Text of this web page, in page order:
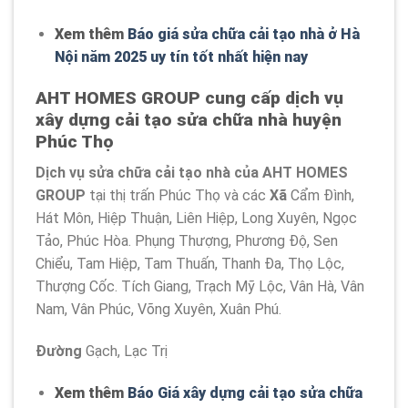
Xem thêm Báo giá sửa chữa cải tạo nhà ở Hà
Nội năm 2025 uy tín tốt nhất hiện nay
AHT HOMES GROUP cung cấp dịch vụ
xây dựng cải tạo sửa chữa nhà huyện
Phúc Thọ
Dịch vụ sửa chữa cải tạo nhà của AHT HOMES
GROUP tại thị trấn Phúc Thọ và các Xã Cẩm Đình,
Hát Môn, Hiệp Thuận, Liên Hiệp, Long Xuyên, Ngọc
Tảo, Phúc Hòa. Phụng Thượng, Phương Độ, Sen
Chiểu, Tam Hiệp, Tam Thuấn, Thanh Đa, Thọ Lộc,
Thượng Cốc. Tích Giang, Trạch Mỹ Lộc, Vân Hà, Vân
Nam, Vân Phúc, Võng Xuyên, Xuân Phú.
Đường Gạch, Lạc Trị
Xem thêm Báo Giá xây dựng cải tạo sửa chữa